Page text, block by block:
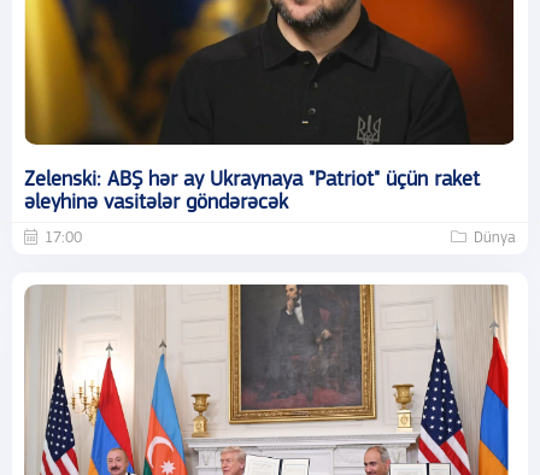
Zelenski: ABŞ hər ay Ukraynaya "Patriot" üçün raket
əleyhinə vasitələr göndərəcək
17:00 Dünya